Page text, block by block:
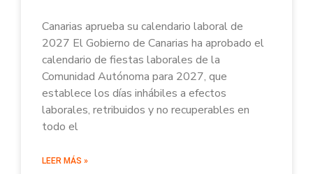
Canarias aprueba su calendario laboral de
2027 El Gobierno de Canarias ha aprobado el
calendario de fiestas laborales de la
Comunidad Autónoma para 2027, que
establece los días inhábiles a efectos
laborales, retribuidos y no recuperables en
todo el
LEER MÁS »